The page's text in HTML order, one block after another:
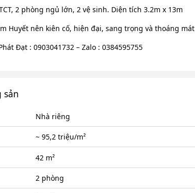
2 phòng ngủ lớn, 2 vệ sinh. Diện tích 3.2m x 13m
Huyết nên kiên cố, hiện đại, sang trọng và thoáng mát
Đạt : 0903041732 – Zalo : 0384595755
sản
Nhà riêng
~ 95,2 triệu/m²
42 m²
2 phòng